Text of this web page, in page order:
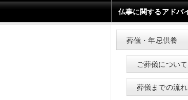
仏事に関するアドバ
葬儀・年忌供養
ご葬儀について
葬儀までの流れ